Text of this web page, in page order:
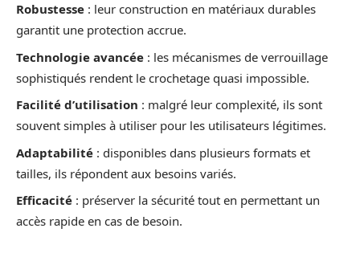
Robustesse : leur construction en matériaux durables
garantit une protection accrue.
Technologie avancée : les mécanismes de verrouillage
sophistiqués rendent le crochetage quasi impossible.
Facilité d’utilisation : malgré leur complexité, ils sont
souvent simples à utiliser pour les utilisateurs légitimes.
Adaptabilité : disponibles dans plusieurs formats et
tailles, ils répondent aux besoins variés.
Efficacité : préserver la sécurité tout en permettant un
accès rapide en cas de besoin.